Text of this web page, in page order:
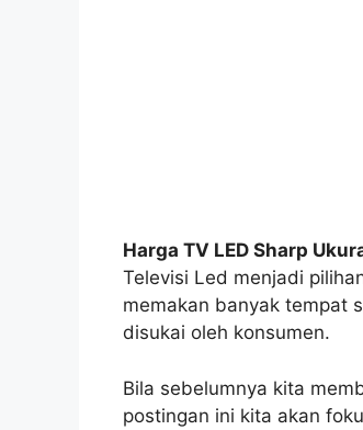
Harga TV LED Sharp
Televisi Led menjadi
memakan banyak tempat
disukai oleh konsumen.
Bila sebelumnya kita
postingan ini kita akan